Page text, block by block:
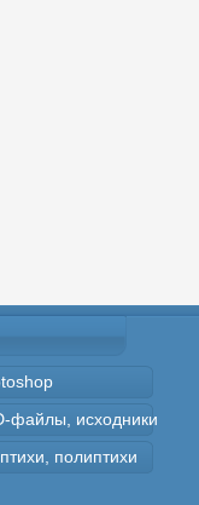
файлы, исходники
полиптихи